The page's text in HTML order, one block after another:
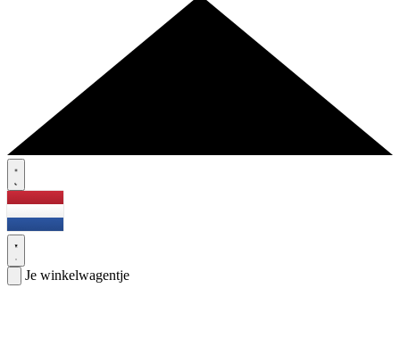
Je winkelwagentje